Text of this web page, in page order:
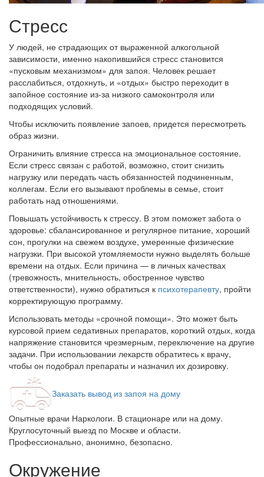
Стресс
У людей, не страдающих от выраженной алкогольной
зависимости, именно накопившийся стресс становится
«пусковым механизмом» для запоя. Человек решает
расслабиться, отдохнуть, и «отдых» быстро переходит в
запойное состояние из-за низкого самоконтроля или
подходящих условий.
Чтобы исключить появление запоев, придется пересмотреть
образ жизни.
Ограничить влияние стресса на эмоциональное состояние.
Если стресс связан с работой, возможно, стоит снизить
нагрузку или передать часть обязанностей подчиненным,
коллегам. Если его вызывают проблемы в семье, стоит
работать над отношениями.
Повышать устойчивость к стрессу. В этом поможет забота о
здоровье: сбалансированное и регулярное питание, хороший
сон, прогулки на свежем воздухе, умеренные физические
нагрузки. При высокой утомляемости нужно выделять больше
времени на отдых. Если причина — в личных качествах
(тревожность, мнительность, обостренное чувство
ответственности), нужно обратиться к психотерапевту, пройти
корректирующую программу.
Использовать методы «срочной помощи». Это может быть
курсовой прием седативных препаратов, короткий отдых, когда
напряжение становится чрезмерным, переключение на другие
задачи. При использовании лекарств обратитесь к врачу,
чтобы он подобрал препараты и назначил их дозировку.
Заказать вывод из запоя на дому
Опытные врачи Наркологи. В стационаре или на дому.
Круглосуточный выезд по Москве и области.
Профессионально, анонимно, безопасно.
Окружение